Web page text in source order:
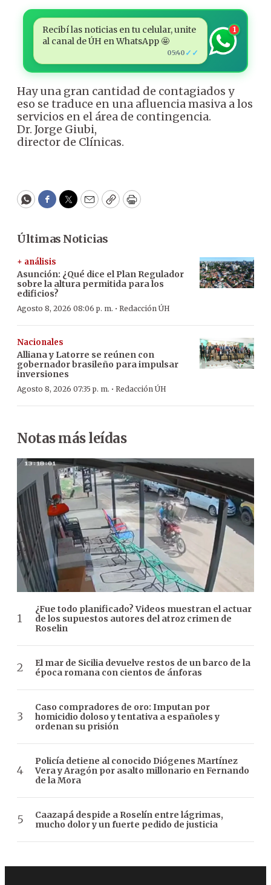
Recibí las noticias en tu celular, unite
al canal de ÚH en WhatsApp 🤩
05:40 ✓✓
1
Hay una gran cantidad de contagiados y
eso se traduce en una afluencia masiva a los
servicios en el área de contingencia.
Dr. Jorge Giubi,
director de Clínicas.
WhatsApp
Facebook
Twitter
EmailCopyPrint
Últimas Noticias
+ análisis
Asunción: ¿Qué dice el Plan Regulador
sobre la altura permitida para los
edificios?
Agosto 8, 2026 08:06 p. m. · Redacción ÚH
Nacionales
Alliana y Latorre se reúnen con
gobernador brasileño para impulsar
inversiones
Agosto 8, 2026 07:35 p. m. · Redacción ÚH
Notas más leídas
¿Fue todo planificado? Videos muestran el actuar
de los supuestos autores del atroz crimen de
Roselin
El mar de Sicilia devuelve restos de un barco de la
época romana con cientos de ánforas
Caso compradores de oro: Imputan por
homicidio doloso y tentativa a españoles y
ordenan su prisión
Policía detiene al conocido Diógenes Martínez
Vera y Aragón por asalto millonario en Fernando
de la Mora
Caazapá despide a Roselín entre lágrimas,
mucho dolor y un fuerte pedido de justicia